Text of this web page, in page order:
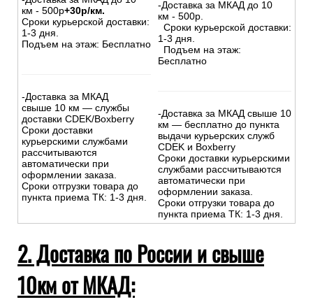
км - 500р+30р/км.
Сроки курьерской доставки:
1-3 дня.
Подъем на этаж: Бесплатно
-Доставка за МКАД
свыше 10 км — службы
доставки CDEK/Boxberry
Сроки доставки
курьерскими службами
рассчитываются
автоматически при
оформлении заказа.
Сроки отгрузки товара до
пункта приема ТК: 1-3 дня.
-Доставка за МКАД до 10
км - 500р.
Сроки курьерской доставки:
1-3 дня.
Подъем на этаж:
Бесплатно
-Доставка за МКАД свыше 10
км — бесплатно до пункта
выдачи курьерских служб
CDEK и Boxberry
Сроки доставки курьерскими
службами рассчитываются
автоматически при
оформлении заказа.
Сроки отгрузки товара до
пункта приема ТК: 1-3 дня.
2. Доставка по России и свыше
10км от МКАД: